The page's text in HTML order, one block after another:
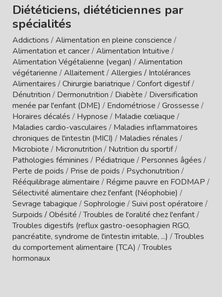
Diététiciens, diététiciennes par
spécialités
Addictions /Alimentation en pleine conscience /
Alimentation et cancer/Alimentation Intuitive /
Alimentation Végétalienne (vegan) /Alimentation
végétarienne /Allaitement/Allergies / Intolérances
Alimentaires /Chirurgie bariatrique /Confort digestif/
Dénutrition / Dermonutrition / Diabète / Diversification
menée par l'enfant (DME) / Endométriose /Grossesse /
Horaires décalés / Hypnose / Maladie cœliaque /
Maladies cardio-vasculaires / Maladies inflammatoires
chroniques de l'intestin (MICI) / Maladies rénales /
Microbiote / Micronutrition / Nutrition du sportif/
Pathologies féminines / Pédiatrique / Personnes âgées /
Perte de poids / Prise de poids / Psychonutrition /
Rééquilibrage alimentaire / Régime pauvre en FODMAP /
Sélectivité alimentaire chez l'enfant (Néophobie) /
Sevrage tabagique /Sophrologie /Suivi post opératoire /
Surpoids / Obésité /Troubles de l'oralité chez l'enfant/
Troubles digestifs (reflux gastro-oesophagien RGO,
pancréatite, syndrome de l'intestin irritable, ...) /Troubles
du comportement alimentaire (TCA) /Troubles
hormonaux